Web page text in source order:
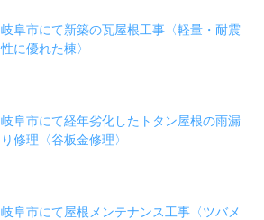
岐阜市にて新築の瓦屋根工事〈軽量・耐震
性に優れた棟〉
岐阜市にて経年劣化したトタン屋根の雨漏
り修理〈谷板金修理〉
岐阜市にて屋根メンテナンス工事〈ツバメ